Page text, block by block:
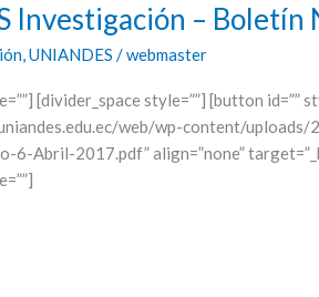
Investigación – Boletín
,UNIANDES /webmaster
[divider_space style=””] [button id=””
web/wp-content/
Abril-2017.pdf” align=”none”